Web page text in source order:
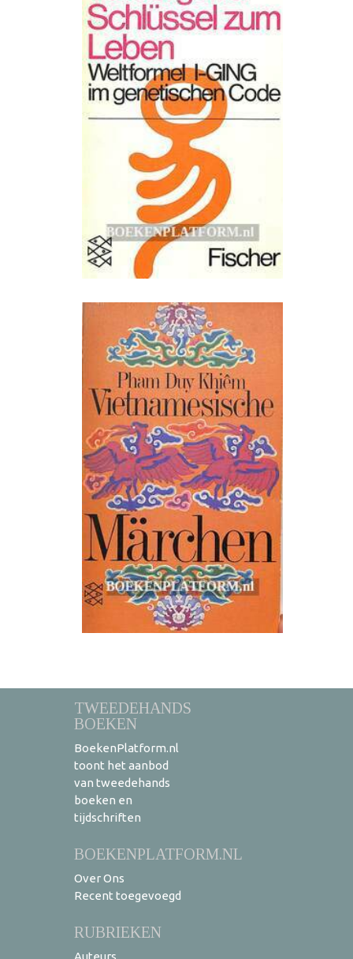
TWEEDEHANDS
BOEKEN
BoekenPlatform.nl
toont het aanbod
van tweedehands
boeken en
tijdschriften
BOEKENPLATFORM.NL
Over Ons
Recent toegevoegd
RUBRIEKEN